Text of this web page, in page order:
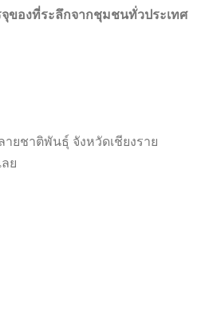
ของที่ระลึกจากชุมชนทั่วประเทศ
ยชาติพันธุ์ จังหวัดเชียงราย
ย